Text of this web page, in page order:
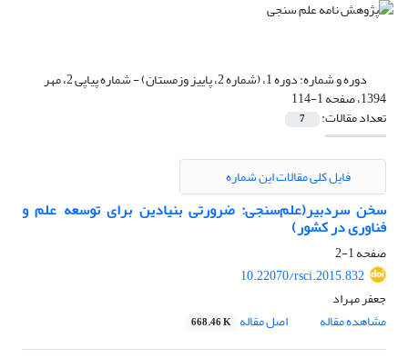
دوره و شماره: دوره 1، (شماره 2، پاییز وزمستان) - شماره پیاپی 2، مهر
1394، صفحه 1-114
تعداد مقالات: 7
فایل کلی مقالات این شماره
سخن سردبیر(علم‌سنجی: ضرورتی بنیادین برای توسعه علم و
فناوری در کشور)
صفحه1-2
10.22070/rsci.2015.832
جعفر مهراد
مشاهده مقاله
اصل مقاله 668.46 K